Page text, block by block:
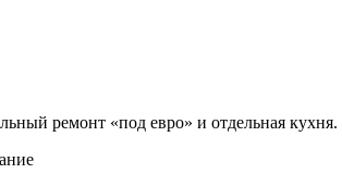
ремонт «под евро» и отдельная кухня.